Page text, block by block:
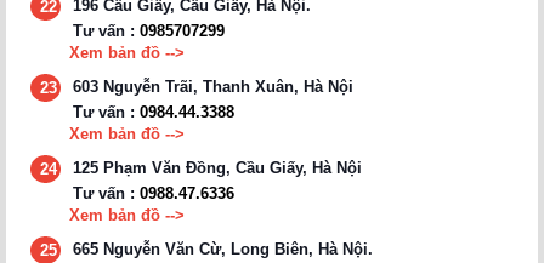
22
196 Cầu Giấy, Cầu Giấy, Hà Nội.
Tư vấn : 0985707299
Xem bản đồ -->
23
603 Nguyễn Trãi, Thanh Xuân, Hà Nội
Tư vấn : 0984.44.3388
Xem bản đồ -->
24
125 Phạm Văn Đồng, Cầu Giấy, Hà Nội
Tư vấn : 0988.47.6336
Xem bản đồ -->
25
665 Nguyễn Văn Cừ, Long Biên, Hà Nội.